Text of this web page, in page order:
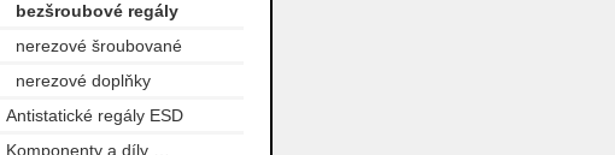
bezšroubové regály
nerezové šroubované
nerezové doplňky
Antistatické regály ESD
Komponenty a díly …